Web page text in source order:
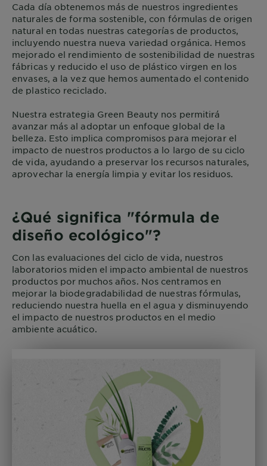
Cada día obtenemos más de nuestros ingredientes
naturales de forma sostenible, con fórmulas de origen
natural en todas nuestras categorías de productos,
incluyendo nuestra nueva variedad orgánica. Hemos
mejorado el rendimiento de sostenibilidad de nuestras
fábricas y reducido el uso de plástico virgen en los
envases, a la vez que hemos aumentado el contenido
de plastico reciclado.
Nuestra estrategia Green Beauty nos permitirá
avanzar más al adoptar un enfoque global de la
belleza. Esto implica compromisos para mejorar el
impacto de nuestros productos a lo largo de su ciclo
de vida, ayudando a preservar los recursos naturales,
aprovechar la energía limpia y evitar los residuos.
¿Qué significa "fórmula de
diseño ecológico"?
Con las evaluaciones del ciclo de vida, nuestros
laboratorios miden el impacto ambiental de nuestros
productos por muchos años. Nos centramos en
mejorar la biodegradabilidad de nuestras fórmulas,
reduciendo nuestra huella en el agua y disminuyendo
el impacto de nuestros productos en el medio
ambiente acuático.